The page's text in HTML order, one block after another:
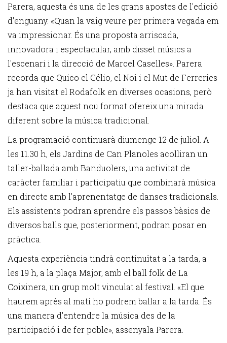
Parera, aquesta és una de les grans apostes de l'edició
d'enguany. «Quan la vaig veure per primera vegada em
va impressionar. És una proposta arriscada,
innovadora i espectacular, amb disset músics a
l'escenari i la direcció de Marcel Caselles». Parera
recorda que Quico el Célio, el Noi i el Mut de Ferreries
ja han visitat el Rodafolk en diverses ocasions, però
destaca que aquest nou format ofereix una mirada
diferent sobre la música tradicional.
La programació continuarà diumenge 12 de juliol. A
les 11.30 h, els Jardins de Can Planoles acolliran un
taller-ballada amb Banduolers, una activitat de
caràcter familiar i participatiu que combinarà música
en directe amb l'aprenentatge de danses tradicionals.
Els assistents podran aprendre els passos bàsics de
diversos balls que, posteriorment, podran posar en
pràctica.
Aquesta experiència tindrà continuïtat a la tarda, a
les 19 h, a la plaça Major, amb el ball folk de La
Coixinera, un grup molt vinculat al festival. «El que
haurem après al matí ho podrem ballar a la tarda. És
una manera d'entendre la música des de la
participació i de fer poble», assenyala Parera.